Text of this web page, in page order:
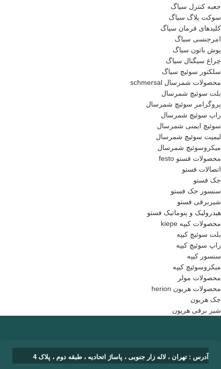
جعبه کنترل سیاگ
سوکت پلاگ سیاگ
کلیدهای فرمان سیاگ
امرجنسی سیاگ
پوش باتون سیاگ
چراغ سیگنال سیاگ
سلکتور سوئیچ سیاگ
محصولات شمرسال schmersal
بلت سوئیچ شمرسال
پروگرامر سوئیچ شمرسال
راپ سوئیچ شمرسال
سوئیچ ایمنی شمرسال
لیمیت سوئیچ شمرسال
میکروسوئیچ شمرسال
محصولات فستو festo
اتصالات فستو
جک فستو
سنسور جک فستو
شیربرقی فستو
هیدرولیک و پنوماتیک فستو
محصولات کیپه kiepe
بلت سوئیچ کیپه
راپ سوئیچ کیپه
سنسور کیپه
میکروسوئیچ کیپه
محصولات مولر
محصولات هریون herion
جک هریون
شیر برقی هریون
آدرس : تهران ، لاله زار جنوبی ، پاساژ اتحادیه ، طبقه دوم ، پلاک 4